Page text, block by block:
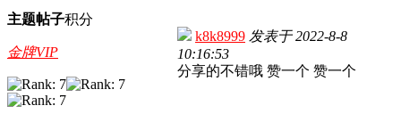
主题帖子积分
金牌VIP
k8k8999 发表于2022-8-8
10:16:53
分享的不错哦 赞一个 赞一个